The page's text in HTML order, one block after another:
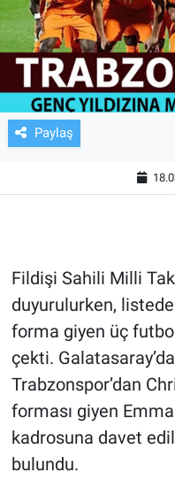
Paylaş
Fildişi Sahili Milli
duyurulurken,
forma giyen üç
çekti.
Trabzonspor’dan
forması giyen
kadrosuna davet
bulundu.
SAĞLIK
GENEL
KÜLTÜR SANAT
ASAYİŞ
EKONOMİ
ÇEVRE
HABERDE İNSAN
SPOR
MAGAZİN